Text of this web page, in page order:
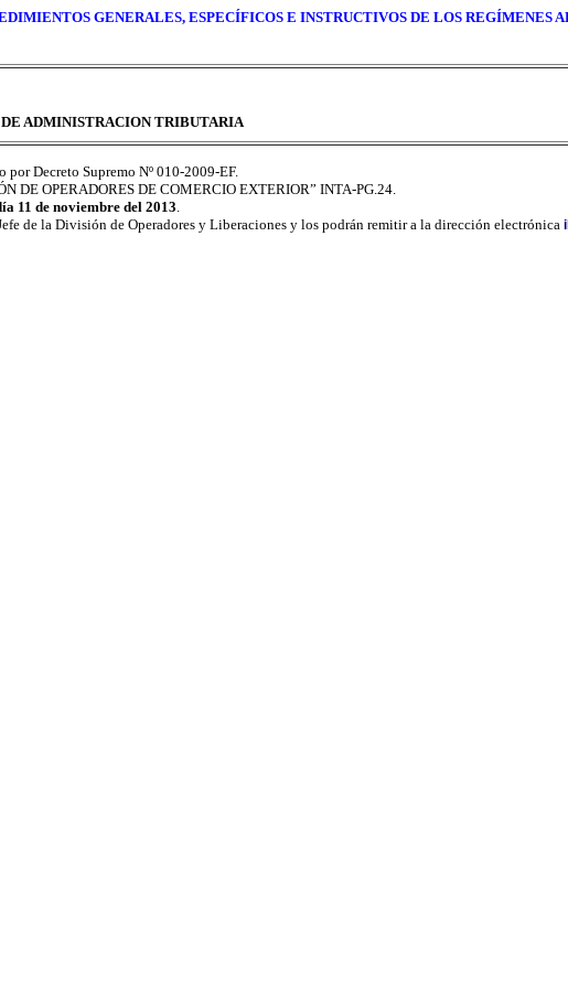
GENERALES, ESPECÍFICOS E INSTRUCTIVOS DE LOS REGÍMENES
ADMINISTRACION TRIBUTARIA
Decreto Supremo Nº 010-2009-EF.
DE OPERADORES DE COMERCIO EXTERIOR” INTA-PG.24.
11 de noviembre del 2013.
de la División de Operadores y Liberaciones y los podrán remitir a la dirección electrónica